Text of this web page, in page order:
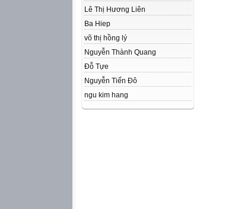
Lê Thị Hương Liên
Ba Hiep
võ thị hồng lý
Nguyễn Thành Quang
Đỗ Tựe
Nguyễn Tiến Đô
ngu kim hang